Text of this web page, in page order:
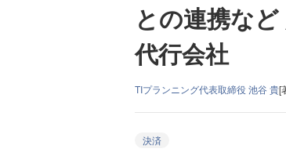
との連携な
代行会社
TIプランニング代表取締役 池谷 貴[
決済